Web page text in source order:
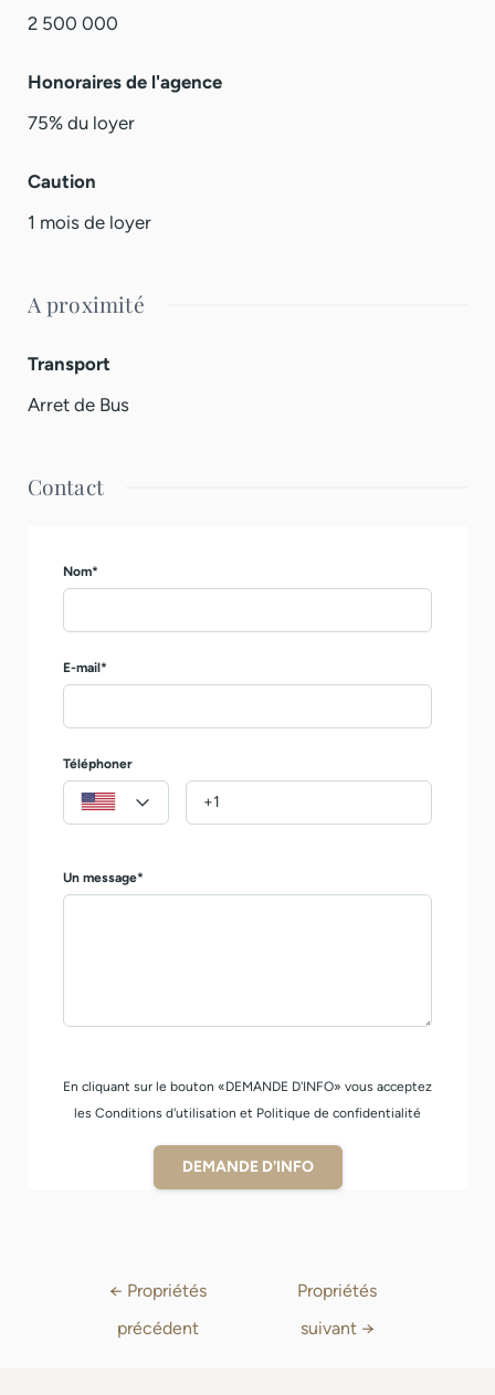
2 500 000
Honoraires de l'agence
75% du loyer
Caution
1 mois de loyer
A proximité
Transport
Arret de Bus
Contact
Nom*
E-mail*
Téléphoner
Un message*
En cliquant sur le bouton «DEMANDE D'INFO» vous acceptez
les Conditions d'utilisation et Politique de confidentialité
DEMANDE D'INFO
← Propriétés
précédent
Propriétés
suivant →